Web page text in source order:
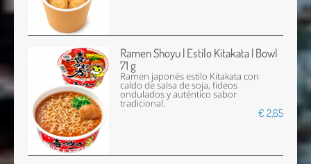
Ramen Shoyu | Estilo Kitakata | Bowl
71 g
Ramen japonés estilo Kitakata con
caldo de salsa de soja, fideos
ondulados y auténtico sabor
tradicional.
€ 2,65